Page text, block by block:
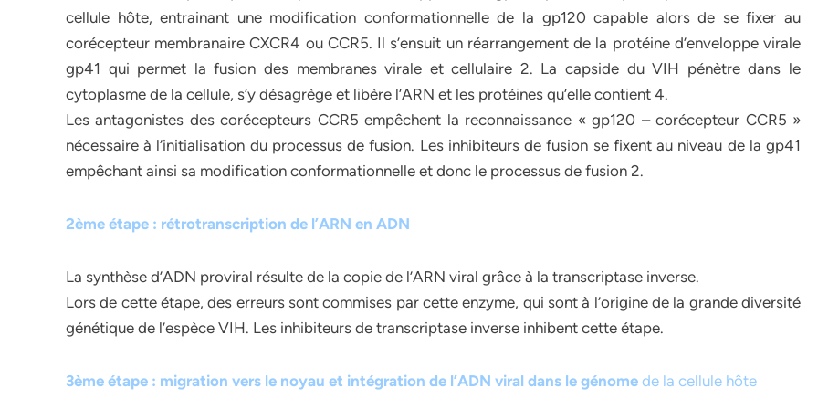
cellule hôte, entrainant une modification conformationnelle de la gp120 capable alors de se fixer au
corécepteur membranaire CXCR4 ou CCR5. Il s’ensuit un réarrangement de la protéine d’enveloppe virale
gp41 qui permet la fusion des membranes virale et cellulaire 2. La capside du VIH pénètre dans le
cytoplasme de la cellule, s’y désagrège et libère l’ARN et les protéines qu’elle contient 4.
Les antagonistes des corécepteurs CCR5 empêchent la reconnaissance « gp120 – corécepteur CCR5 »
nécessaire à l’initialisation du processus de fusion. Les inhibiteurs de fusion se fixent au niveau de la gp41
empêchant ainsi sa modification conformationnelle et donc le processus de fusion 2.
2ème étape : rétrotranscription de l’ARN en ADN
La synthèse d’ADN proviral résulte de la copie de l’ARN viral grâce à la transcriptase inverse.
Lors de cette étape, des erreurs sont commises par cette enzyme, qui sont à l’origine de la grande diversité
génétique de l’espèce VIH. Les inhibiteurs de transcriptase inverse inhibent cette étape.
3ème étape : migration vers le noyau et intégration de l’ADN viral dans le génome de la cellule hôte